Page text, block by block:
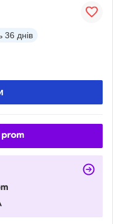
36 днів